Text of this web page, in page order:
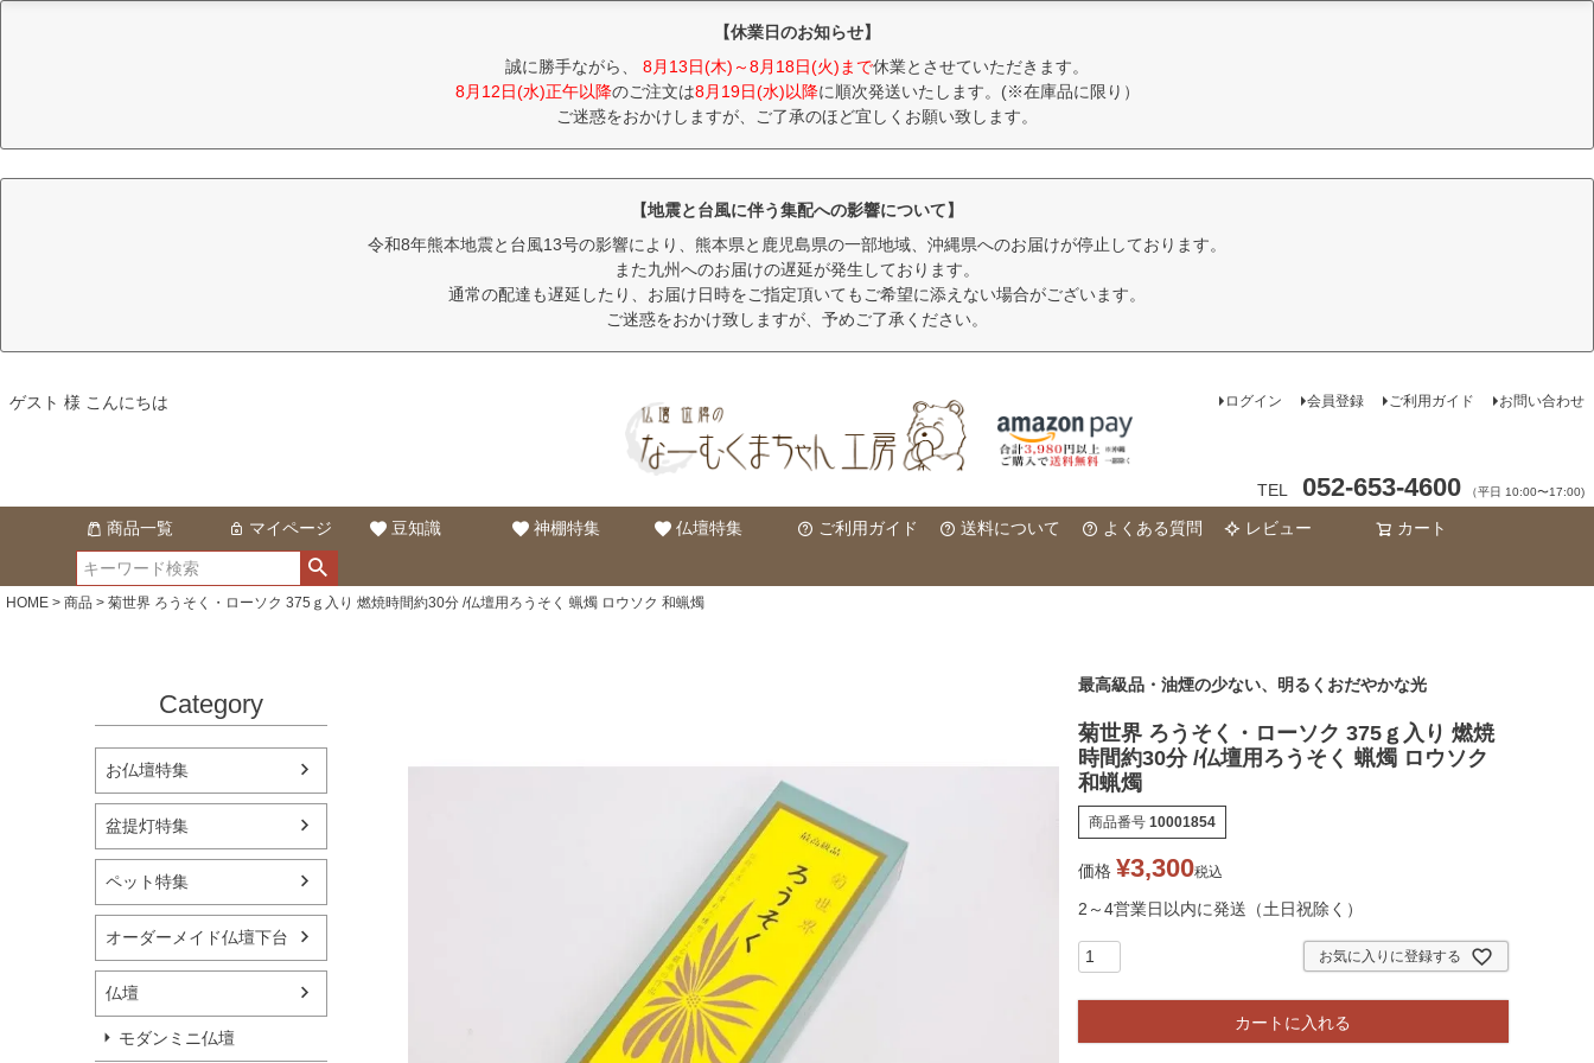
【休業日のお知らせ】
誠に勝手ながら、 8月13日(木)～8月18日(火)まで休業とさせていただきます。
8月12日(水)正午以降のご注文は8月19日(水)以降に順次発送いたします。(※在庫品に限り）
ご迷惑をおかけしますが、ご了承のほど宜しくお願い致します。
【地震と台風に伴う集配への影響について】
令和8年熊本地震と台風13号の影響により、熊本県と鹿児島県の一部地域、沖縄県へのお届けが停止しております。
また九州へのお届けの遅延が発生しております。
通常の配達も遅延したり、お届け日時をご指定頂いてもご希望に添えない場合がございます。
ご迷惑をおかけ致しますが、予めご了承ください。
ゲスト 様 こんにちは ログイン 会員登録 ご利用ガイド お問い合わせ
TEL 052-653-4600 （平日 10:00〜17:00)
商品一覧 マイページ 豆知識 神棚特集 仏壇特集 ご利用ガイド 送料について よくある質問 レビュー カート
HOME 商品 菊世界 ろうそく・ローソク 375ｇ入り 燃焼時間約30分 /仏壇用ろうそく 蝋燭 ロウソク 和蝋燭
Category
お仏壇特集
盆提灯特集
ペット特集
オーダーメイド仏壇下台
仏壇
モダンミニ仏壇
最高級品・油煙の少ない、明るくおだやかな光
菊世界 ろうそく・ローソク 375ｇ入り 燃焼
時間約30分 /仏壇用ろうそく 蝋燭 ロウソク
和蝋燭
商品番号 10001854
価格 ¥3,300税込
2～4営業日以内に発送（土日祝除く）
お気に入りに登録する
カートに入れる